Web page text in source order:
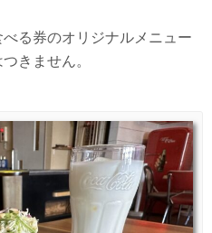
る券のオリジナルメニュー
きません。